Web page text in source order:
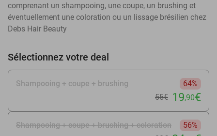
comprenant un shampooing, une coupe, un brushing et
éventuellement une coloration ou un lissage brésilien chez
Debs Hair Beauty
Sélectionnez votre deal
Shampooing + coupe + brushing
64%
55€ 19,90€
Shampooing + coupe + brushing + coloration
56%